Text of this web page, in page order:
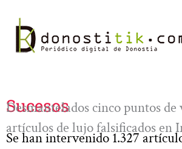
contenido
Sucesos
Desmantelados cinco puntos de
artículos de lujo falsificados en
Se han intervenido 1.327